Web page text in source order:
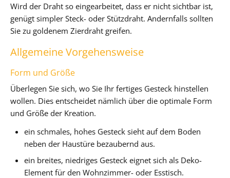
Wird der Draht so eingearbeitet, dass er nicht sichtbar ist,
genügt simpler Steck- oder Stützdraht. Andernfalls sollten
Sie zu goldenem Zierdraht greifen.
Allgemeine Vorgehensweise
Form und Größe
Überlegen Sie sich, wo Sie Ihr fertiges Gesteck hinstellen
wollen. Dies entscheidet nämlich über die optimale Form
und Größe der Kreation.
ein schmales, hohes Gesteck sieht auf dem Boden
neben der Haustüre bezaubernd aus.
ein breites, niedriges Gesteck eignet sich als Deko-
Element für den Wohnzimmer- oder Esstisch.